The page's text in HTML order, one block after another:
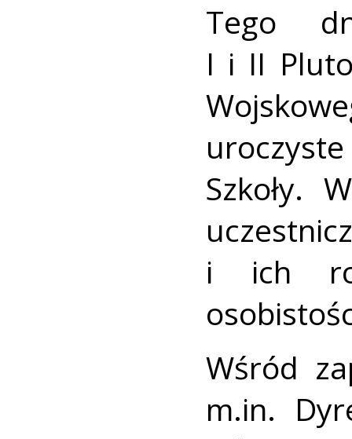
Tego
I i II
Szkoły.
i ich
Wśród
m.in.